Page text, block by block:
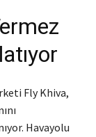
Fly Khiva,
Havayolu